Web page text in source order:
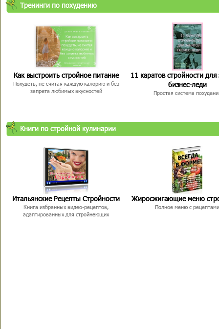
Тренинги по похудению
Как выстроить стройное питание
Похудеть, не считая каждую калорию и без
запрета любимых вкусностей
11 каратов стройности для
бизнес-леди
Простая система
Книги по стройной кулинарии
Итальянские Рецепты Стройности
Книга избранных видео-рецептов,
адаптированных для стройнеющих
Жиросжигающие меню
Полное меню с рецептами